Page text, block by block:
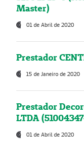
Master)
01 de Abril de 2020
Prestador
15 de Janeiro de 2020
Prestador
LTDA
01 de Abril de 2020